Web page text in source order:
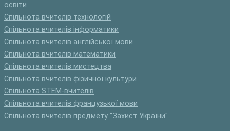
освіти
Спільнота вчителів технологій
Спільнота вчителів інформатики
Спільнота вчителів англійської мови
Спільнота вчителів математики
Спільнота вчителів мистецтва
Спільнота вчителів фізичної культури
Спільнота STEM-вчителів
Спільнота вчителів французької мови
Спільнота вчителів предмету "Захист України"